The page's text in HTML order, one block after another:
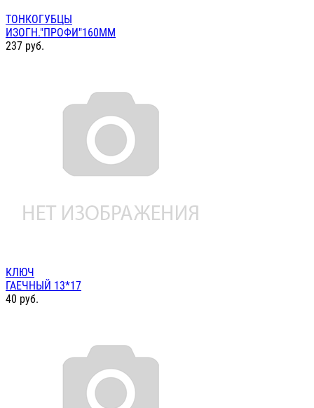
ТОНКОГУБЦЫ
ИЗОГН."ПРОФИ"160ММ
237 руб.
КЛЮЧ
ГАЕЧНЫЙ 13*17
40 руб.